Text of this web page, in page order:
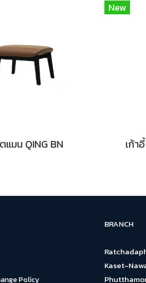
แมน QING BN
New
เก้า
Policy
BRANCH
Kaset-